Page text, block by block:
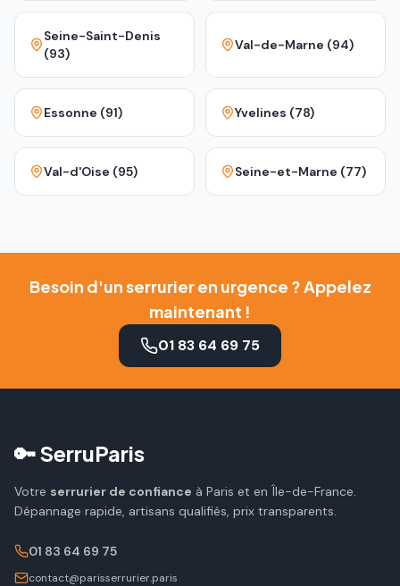
Seine-Saint-Denis
(93)
Val-de-Marne (94)
Essonne (91) Yvelines (78)
Val-d'Oise (95) Seine-et-Marne (77)
Besoin d'un serrurier en urgence ? Appelez
maintenant !
01 83 64 69 75
🔑 SerruParis
Votre serrurier de confiance à Paris et en Île-de-France.
Dépannage rapide, artisans qualifiés, prix transparents.
01 83 64 69 75
contact@parisserrurier.paris